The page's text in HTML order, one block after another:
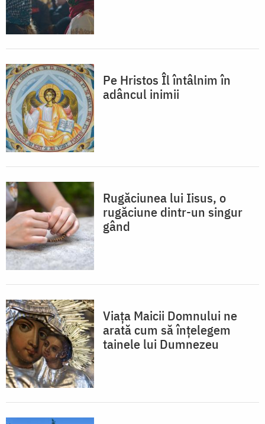
Pe Hristos Îl întâlnim în
adâncul inimii
Rugăciunea lui Iisus, o
rugăciune dintr-un singur
gând
Viața Maicii Domnului ne
arată cum să înțelegem
tainele lui Dumnezeu